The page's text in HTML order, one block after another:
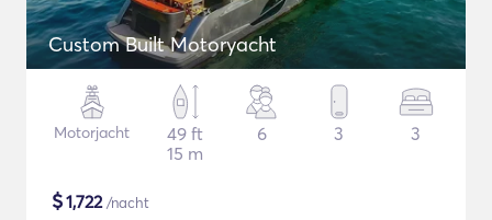
Custom Built Motoryacht
Motorjacht
49 ft
15 m
6 3 3
$1,722/nacht